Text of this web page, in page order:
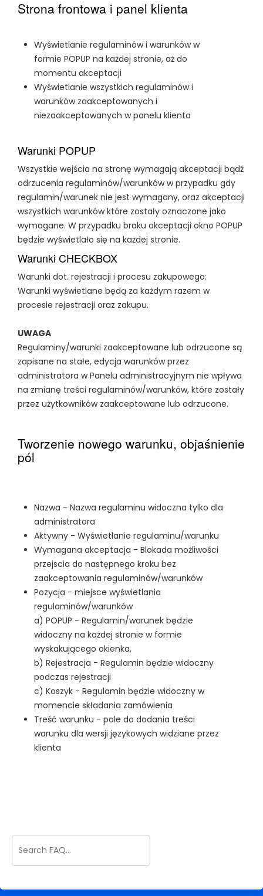
Strona frontowa i panel klienta
Wyświetlanie regulaminów i warunków w
formie POPUP na każdej stronie, aż do
momentu akceptacji
Wyświetlanie wszystkich regulaminów i
warunków zaakceptowanych i
niezaakceptowanych w panelu klienta
Warunki POPUP
Wszystkie wejścia na stronę wymagają akceptacji bądź
odrzucenia regulaminów/warunków w przypadku gdy
regulamin/warunek nie jest wymagany, oraz akceptacji
wszystkich warunków które zostały oznaczone jako
wymagane. W przypadku braku akceptacji okno POPUP
będzie wyświetlało się na każdej stronie.
Warunki CHECKBOX
Warunki dot. rejestracji i procesu zakupowego:
Warunki wyświetlane będą za każdym razem w
procesie rejestracji oraz zakupu.
UWAGA
Regulaminy/warunki zaakceptowane lub odrzucone są
zapisane na stałe, edycja warunków przez
administratora w Panelu administracyjnym nie wpływa
na zmianę treści regulaminów/warunków, które zostały
przez użytkowników zaakceptowane lub odrzucone.
Tworzenie nowego warunku, objaśnienie
pól
Nazwa - Nazwa regulaminu widoczna tylko dla
administratora
Aktywny - Wyświetlanie regulaminu/warunku
Wymagana akceptacja - Blokada możliwości
przejscia do następnego kroku bez
zaakceptowania regulaminów/warunków
Pozycja - miejsce wyświetlania
regulaminów/warunków
a) POPUP - Regulamin/warunek będzie
widoczny na każdej stronie w formie
wyskakującego okienka,
b) Rejestracja - Regulamin będzie widoczny
podczas rejestracji
c) Koszyk - Regulamin będzie widoczny w
momencie składania zamówienia
Treść warunku - pole do dodania treści
warunku dla wersji językowych widziane przez
klienta